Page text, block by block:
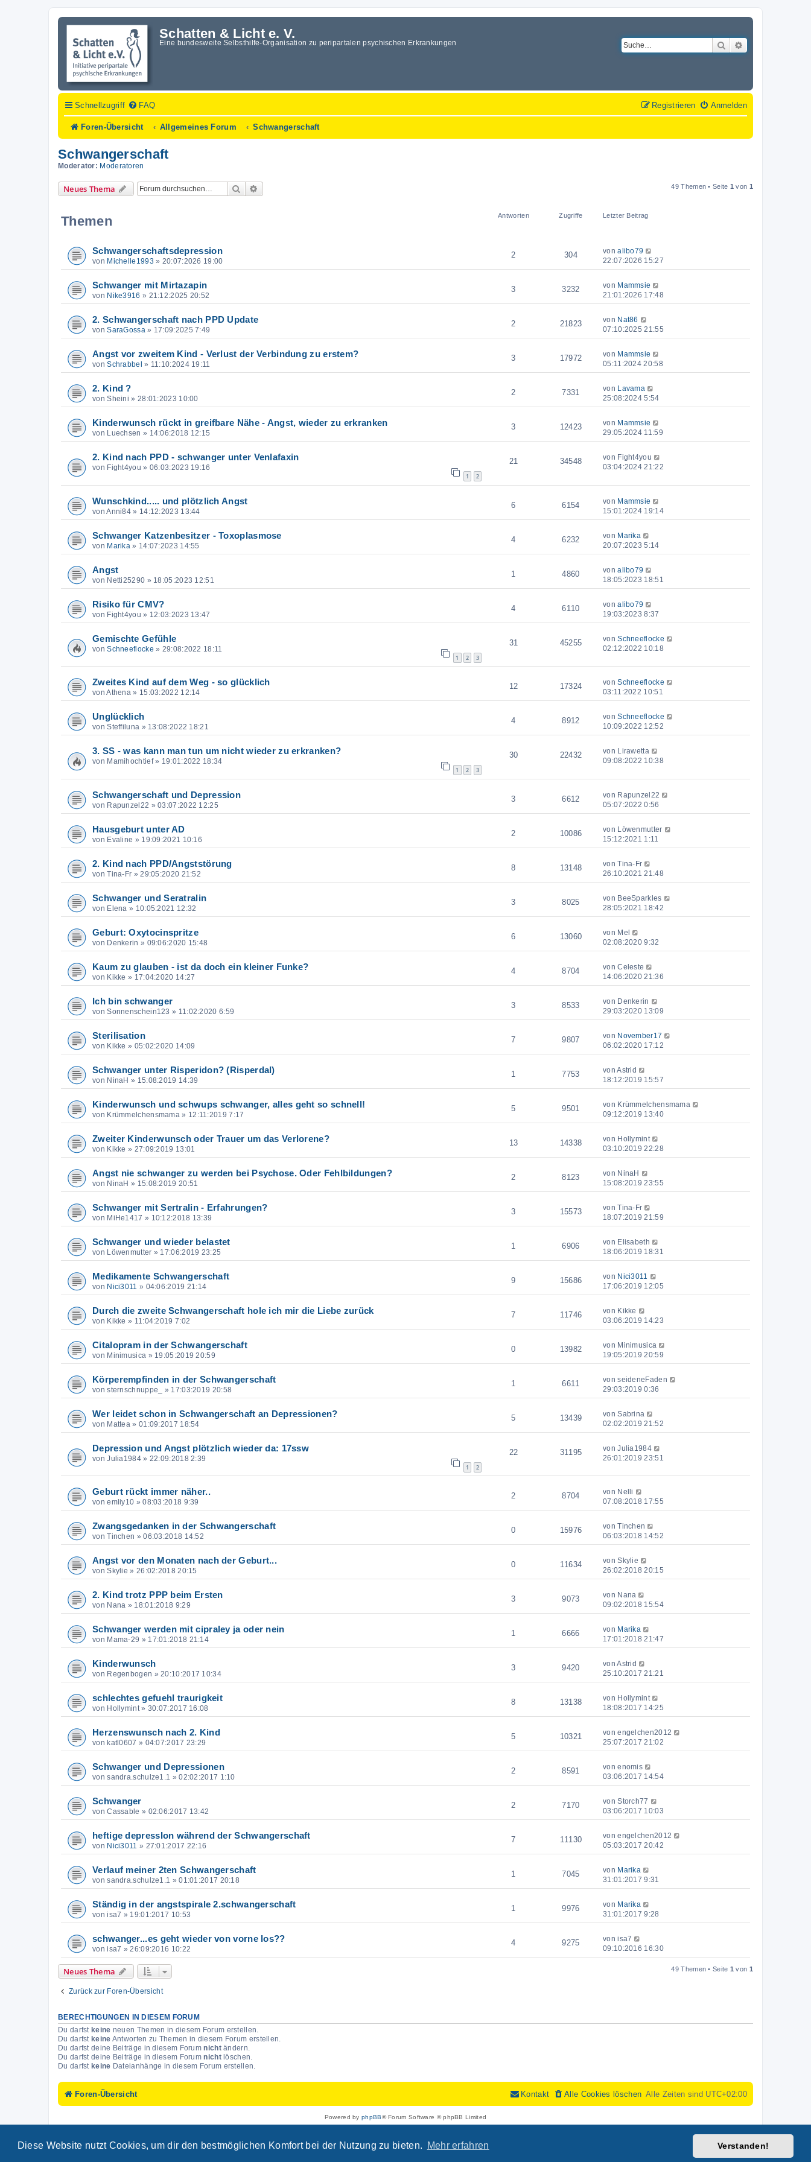
Diese Website nutzt Cookies, um dir den bestmöglichen Komfort bei der Nutzung zu bieten. Mehr erfahren Verstanden!
Schatten & Licht e. V.
Eine bundesweite Selbsthilfe-Organisation zu peripartalen psychischen Erkrankungen Suche
Schnellzugriff FAQ Anmelden
Registrieren
Foren-Übersicht Allgemeines Forum Schwangerschaft
Schwangerschaft
Moderator: Moderatoren
Neues Thema Suche 49 Themen • Seite 1 von 1
Themen Antworten Zugriffe Letzter Beitrag
Schwangerschaftsdepression
von Michelle1993 » 20:07:2026 19:00
2 304 vonalibo79
22:07:2026 15:27
Schwanger mit Mirtazapin
von Nike3916 » 21:12:2025 20:52
3 3232 von Mammsie
21:01:2026 17:48
2. Schwangerschaft nach PPD Update
vonSaraGossa» 17:09:2025 7:49
2 21823 von Nat86
07:10:2025 21:55
Angst vor zweitem Kind - Verlust der Verbindung zu erstem?
vonSchrabbel » 11:10:2024 19:11
3 17972 von Mammsie
05:11:2024 20:58
2. Kind ?
vonSheini » 28:01:2023 10:00
2 7331 von Lavama
25:08:2024 5:54
Kinderwunsch rückt in greifbare Nähe - Angst, wieder zu erkranken
von Luechsen » 14:06:2018 12:15
3 12423 von Mammsie
29:05:2024 11:59
2. Kind nach PPD - schwanger unter Venlafaxin
von Fight4you » 06:03:2023 19:16
1 2
21 34548 von Fight4you
03:04:2024 21:22
Wunschkind..... und plötzlich Angst
vonAnni84 » 14:12:2023 13:44
6 6154 von Mammsie
15:01:2024 19:14
Schwanger Katzenbesitzer - Toxoplasmose
von Marika » 14:07:2023 14:55
4 6232 von Marika
20:07:2023 5:14
Angst
von Netti25290 » 18:05:2023 12:51
1 4860 vonalibo79
18:05:2023 18:51
Risiko für CMV?
von Fight4you » 12:03:2023 13:47
4 6110 vonalibo79
19:03:2023 8:37
Gemischte Gefühle
vonSchneeflocke » 29:08:2022 18:11
1 2 3
31 45255 vonSchneeflocke
02:12:2022 10:18
Zweites Kind auf dem Weg - so glücklich
vonAthena » 15:03:2022 12:14
12 17324 vonSchneeflocke
03:11:2022 10:51
Unglücklich
vonSteffiluna » 13:08:2022 18:21
4 8912 vonSchneeflocke
10:09:2022 12:52
3. SS - was kann man tun um nicht wieder zu erkranken?
von Mamihochtief» 19:01:2022 18:34
1 2 3
30 22432 von Lirawetta
09:08:2022 10:38
Schwangerschaft und Depression
von Rapunzel22 »03:07:2022 12:25
3 6612 von Rapunzel22
05:07:2022 0:56
Hausgeburt unter AD
von Evaline » 19:09:2021 10:16
2 10086 von Löwenmutter
15:12:2021 1:11
2. Kind nach PPD/Angststörung
vonTina-Fr »29:05:2020 21:52
8 13148 vonTina-Fr
26:10:2021 21:48
Schwanger und Seratralin
von Elena » 10:05:2021 12:32
3 8025 von BeeSparkles
28:05:2021 18:42
Geburt: Oxytocinspritze
von Denkerin » 09:06:2020 15:48
6 13060 von Mel
02:08:2020 9:32
Kaum zu glauben - ist da doch ein kleiner Funke?
von Kikke » 17:04:2020 14:27
4 8704 vonCeleste
14:06:2020 21:36
Ich bin schwanger
vonSonnenschein123 » 11:02:2020 6:59
3 8533 von Denkerin
29:03:2020 13:09
Sterilisation
von Kikke » 05:02:2020 14:09
7 9807 von November17
06:02:2020 17:12
Schwanger unter Risperidon? (Risperdal)
von NinaH » 15:08:2019 14:39
1 7753 vonAstrid
18:12:2019 15:57
Kinderwunsch und schwups schwanger, alles geht so schnell!
von Krümmelchensmama » 12:11:2019 7:17
5 9501 von Krümmelchensmama
09:12:2019 13:40
Zweiter Kinderwunsch oder Trauer um das Verlorene?
von Kikke » 27:09:2019 13:01
13 14338 von Hollymint
03:10:2019 22:28
Angst nie schwanger zu werden bei Psychose. Oder Fehlbildungen?
von NinaH » 15:08:2019 20:51
2 8123 von NinaH
15:08:2019 23:55
Schwanger mit Sertralin - Erfahrungen?
von MiHe1417 » 10:12:2018 13:39
3 15573 vonTina-Fr
18:07:2019 21:59
Schwanger und wieder belastet
von Löwenmutter » 17:06:2019 23:25
1 6906 von Elisabeth
18:06:2019 18:31
Medikamente Schwangerschaft
von Nici3011 » 04:06:2019 21:14
9 15686 von Nici3011
17:06:2019 12:05
Durch die zweite Schwangerschaft hole ich mir die Liebe zurück
von Kikke » 11:04:2019 7:02
7 11746 von Kikke
03:06:2019 14:23
Citalopram in der Schwangerschaft
von Minimusica » 19:05:2019 20:59
0 13982 von Minimusica
19:05:2019 20:59
Körperempfinden in der Schwangerschaft
vonsternschnuppe_ » 17:03:2019 20:58
1 6611 vonseideneFaden
29:03:2019 0:36
Wer leidet schon in Schwangerschaft an Depressionen?
von Mattea » 01:09:2017 18:54
5 13439 vonSabrina
02:02:2019 21:52
Depression und Angst plötzlich wieder da: 17ssw
vonJulia1984» 22:09:2018 2:39
1 2
22 31195 vonJulia1984
26:01:2019 23:51
Geburt rückt immer näher..
vonemliy10 »08:03:2018 9:39
2 8704 von Nelli
07:08:2018 17:55
Zwangsgedanken in der Schwangerschaft
vonTinchen »06:03:2018 14:52
0 15976 vonTinchen
06:03:2018 14:52
Angst vor den Monaten nach der Geburt...
vonSkylie » 26:02:2018 20:15
0 11634 vonSkylie
26:02:2018 20:15
2. Kind trotz PPP beim Ersten
von Nana » 18:01:2018 9:29
3 9073 von Nana
09:02:2018 15:54
Schwanger werden mit cipraley ja oder nein
von Mama-29 » 17:01:2018 21:14
1 6666 von Marika
17:01:2018 21:47
Kinderwunsch
von Regenbogen »20:10:2017 10:34
3 9420 vonAstrid
25:10:2017 21:21
schlechtes gefuehl traurigkeit
von Hollymint» 30:07:2017 16:08
8 13138 von Hollymint
18:08:2017 14:25
Herzenswunsch nach 2. Kind
von katl0607 » 04:07:2017 23:29
5 10321 vonengelchen2012
25:07:2017 21:02
Schwanger und Depressionen
vonsandra.schulze1.1 »02:02:2017 1:10
2 8591 vonenomis
03:06:2017 14:54
Schwanger
vonCassable » 02:06:2017 13:42
2 7170 vonStorch77
03:06:2017 10:03
heftige depressIon während der Schwangerschaft
von Nici3011 » 27:01:2017 22:16
7 11130 vonengelchen2012
05:03:2017 20:42
Verlauf meiner 2ten Schwangerschaft
vonsandra.schulze1.1 »01:01:2017 20:18
1 7045 von Marika
31:01:2017 9:31
Ständig in der angstspirale 2.schwangerschaft
vonisa7 » 19:01:2017 10:53
1 9976 von Marika
31:01:2017 9:28
schwanger...es geht wieder von vorne los??
vonisa7 »26:09:2016 10:22
4 9275 vonisa7
09:10:2016 16:30
Neues Thema 49 Themen • Seite 1 von 1
Zurück zur Foren-Übersicht
BERECHTIGUNGEN IN DIESEM FORUM
Du darfst keine neuen Themen in diesem Forum erstellen.
Du darfst keine Antworten zu Themen in diesem Forum erstellen.
Du darfst deine Beiträge in diesem Forumnichtändern.
Du darfst deine Beiträge in diesem Forumnichtlöschen.
Du darfst keine Dateianhänge in diesem Forum erstellen.
Foren-Übersicht Alle Zeiten sind UTC+02:00
Alle Cookies löschen
Kontakt
Powered byphpBB® Forum Software © phpBB Limited